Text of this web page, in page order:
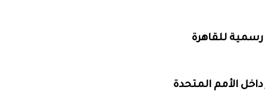
رسمية للقاهرة
الأمم المتحدة